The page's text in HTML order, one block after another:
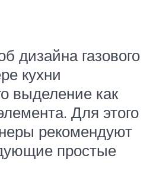
дизайна газового
кухни
выделение как
Для этого
рекомендуют
простые